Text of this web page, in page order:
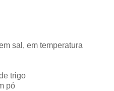
sal, em temperatura
trigo
pó